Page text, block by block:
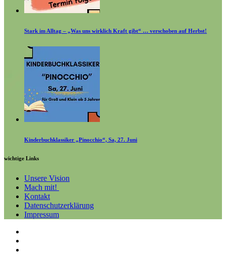
Stark im Alltag – „Was uns wirklich Kraft gibt“ … verschoben auf Herbst!
Kinderbuchklassiker „Pinocchio“, Sa, 27. Juni
wichtige Links
Unsere Vision
Mach mit!
Kontakt
Datenschutzerklärung
Impressum